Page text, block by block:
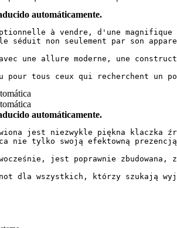
automáticamente.
à vendre, d'une
séduit non seulement par son
une allure moderne, une
pour tous ceux qui recherchent un
automáticamente.
jest niezwykle piękna klaczka
nie tylko swoją efektowną
jest poprawnie
dla wszystkich, którzy szukają